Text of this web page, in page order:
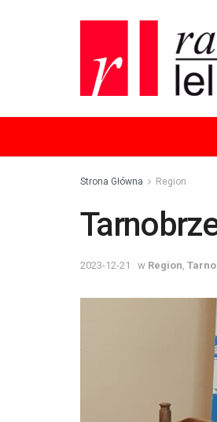
Strona Główna Region
2023-12-21 w Region